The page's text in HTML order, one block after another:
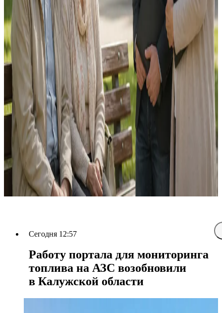
Сегодня 12:57
Работу портала для мониторинга
топлива на АЗС возобновили
в Калужской области